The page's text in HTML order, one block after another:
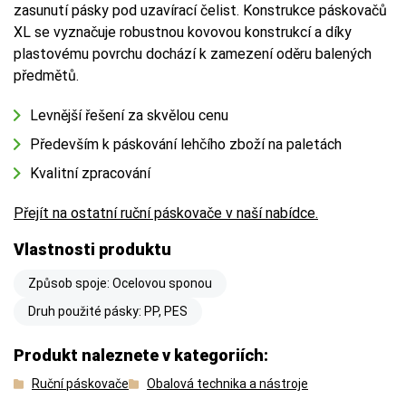
zasunutí pásky pod uzavírací čelist. Konstrukce páskovačů
XL se vyznačuje robustnou kovovou konstrukcí a díky
plastovému povrchu dochází k zamezení oděru balených
předmětů.
Levnější řešení za skvělou cenu
Především k páskování lehčího zboží na paletách
Kvalitní zpracování
Přejít na ostatní ruční páskovače v naší nabídce.
Vlastnosti produktu
Způsob spoje: Ocelovou sponou
Druh použité pásky: PP, PES
Produkt naleznete v kategoriích:
Ruční páskovače Obalová technika a nástroje